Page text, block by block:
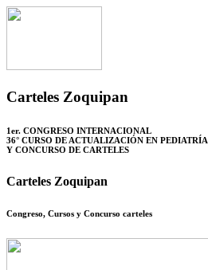
Carteles Zoquipan
1er. CONGRESO INTERNACIONAL
36° CURSO DE ACTUALIZACIÓN EN PEDIATRÍA
Y CONCURSO DE CARTELES
Carteles Zoquipan
Congreso, Cursos y Concurso carteles